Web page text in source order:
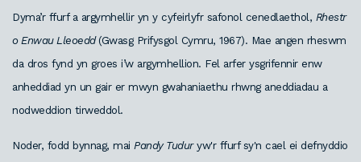
Dyma’r ffurf a argymhellir yn y cyfeirlyfr safonol cenedlaethol, Rhestr
o Enwau Lleoedd (Gwasg Prifysgol Cymru, 1967). Mae angen rheswm
da dros fynd yn groes i’w argymhellion. Fel arfer ysgrifennir enw
anheddiad yn un gair er mwyn gwahaniaethu rhwng aneddiadau a
nodweddion tirweddol.
Noder, fodd bynnag, mai Pandy Tuduryw'r ffurf sy'n cael ei defnyddio